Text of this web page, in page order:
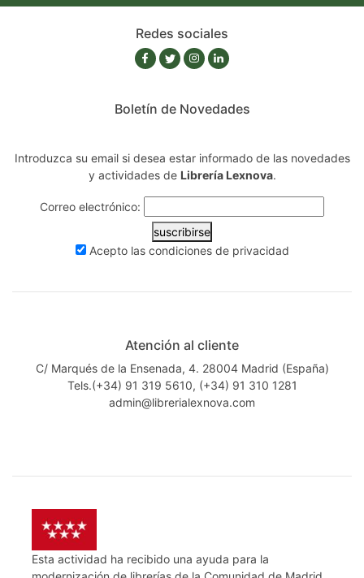
Redes sociales
Boletín de Novedades
Introduzca su email si desea estar informado de las novedades
y actividades de Librería Lexnova.
Correo electrónico:
suscribirse
Acepto las condiciones de privacidad
Atención al cliente
C/ Marqués de la Ensenada, 4. 28004 Madrid (España)
Tels.(+34) 91 319 5610, (+34) 91 310 1281
admin@librerialexnova.com
Esta actividad ha recibido una ayuda para la